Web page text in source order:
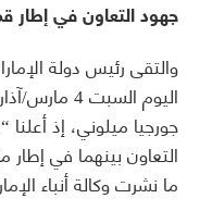
جهود التعاون في إطار
والتقى رئيس دولة
جورجيا ميلوني، إذ
التعاون بينهما في إطار
ما نشرت وكالة أنباء